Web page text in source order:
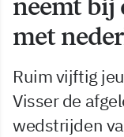
neemt bij
met
Ruim vijftig
Visser de
wedstrijden